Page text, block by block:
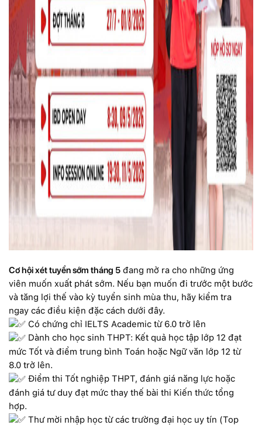
Cơ hội xét tuyển sớm tháng 5 đang mở ra cho những ứng
viên muốn xuất phát sớm. Nếu bạn muốn đi trước một bước
và tăng lợi thế vào kỳ tuyển sinh mùa thu, hãy kiểm tra
ngay các điều kiện đặc cách dưới đây.
Có chứng chỉ IELTS Academic từ 6.0 trở lên
Dành cho học sinh THPT: Kết quả học tập lớp 12 đạt
mức Tốt và điểm trung bình Toán hoặc Ngữ văn lớp 12 từ
8.0 trở lên.
Điểm thi Tốt nghiệp THPT, đánh giá năng lực hoặc
đánh giá tư duy đạt mức thay thế bài thi Kiến thức tổng
hợp.
Thư mời nhập học từ các trường đại học uy tín (Top